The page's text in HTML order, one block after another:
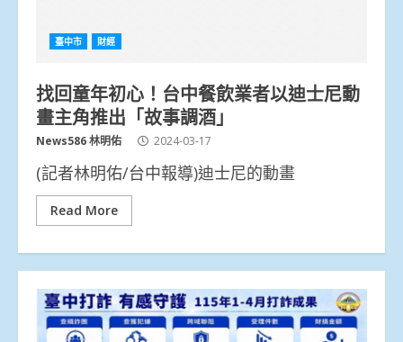
臺中市 財經
找回童年初心！台中餐飲業者以迪士尼動
畫主角推出「故事調酒」
News586 林明佑 2024-03-17
(記者林明佑/台中報導)迪士尼的動畫
Read More